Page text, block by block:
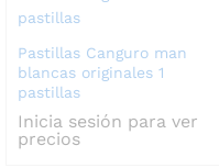
Pastillas Canguro man
blancas originales 1
pastillas
Inicia sesión para ver
precios